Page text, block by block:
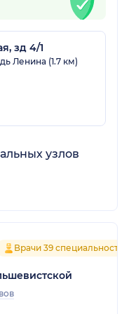
зд 4/1
Ленина (1.7 км)
узлов
Врачи 39 специальностей